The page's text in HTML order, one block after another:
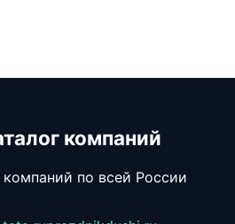
компаний
по всей России